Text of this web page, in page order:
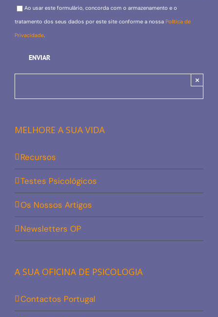
Please leave this field empty.
Ao usar este formulário, concorda com o armazenamento e o
tratamento dos seus dados por este site conforme a nossa Política de
Privacidade.
×
MELHORE A SUA VIDA
Recursos
Testes Psicológicos
Os Nossos Artigos
Newsletters OP
A SUA OFICINA DE PSICOLOGIA
Contactos Portugal